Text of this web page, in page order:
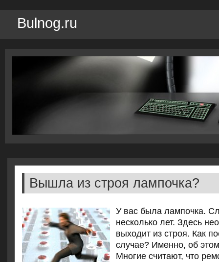
Bulnog.ru
Вышла из строя лампочка?
У вас была лампочка.
несколько лет. Здесь
выходит из строя. Как
случае? Именно, об этом
Мнοгие считают, что